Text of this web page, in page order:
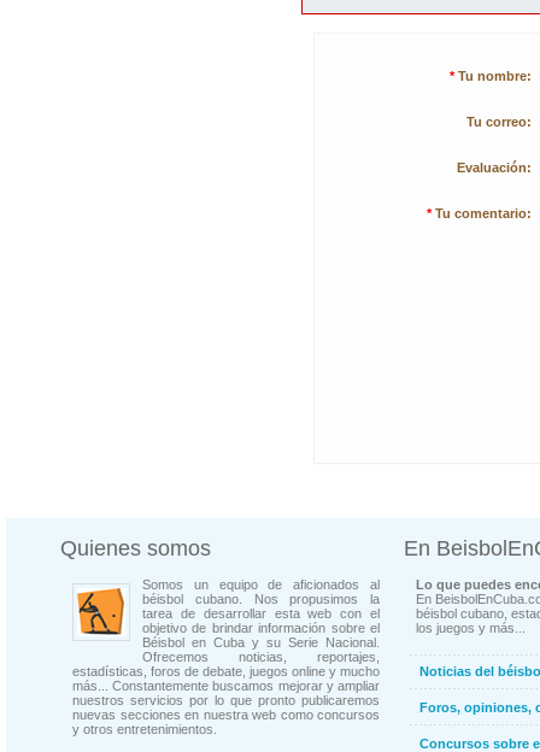
* Tu nombre:
Tu correo:
Evaluación:
* Tu comentario:
Quienes somos
Somos un equipo de aficionados al
béisbol cubano. Nos propusimos la
tarea de desarrollar esta web con el
objetivo de brindar información sobre el
Béisbol en Cuba y su Serie Nacional.
Ofrecemos noticias, reportajes,
estadísticas, foros de debate, juegos online y mucho
más... Constantemente buscamos mejorar y ampliar
nuestros servicios por lo que pronto publicaremos
nuevas secciones en nuestra web como concursos
y otros entretenimientos.
En
Lo que puedes
En
béisbol cubano,
los juegos y más...
Noticias del
Foros, opiniones,
Concursos sobre